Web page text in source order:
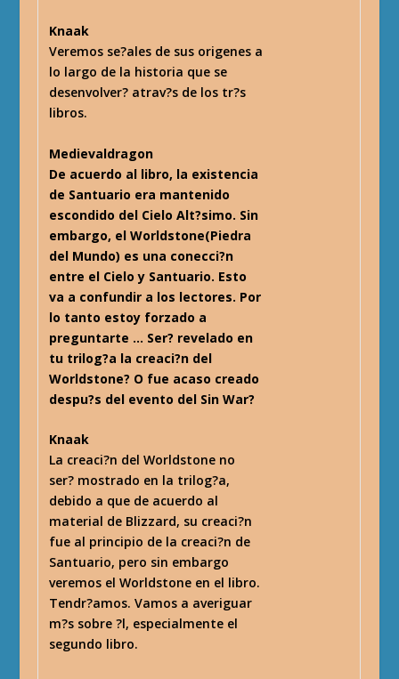
Knaak
Veremos se?ales de sus origenes a
lo largo de la historia que se
desenvolver? atrav?s de los tr?s
libros.
Medievaldragon
De acuerdo al libro, la existencia
de Santuario era mantenido
escondido del Cielo Alt?simo. Sin
embargo, el Worldstone(Piedra
del Mundo) es una conecci?n
entre el Cielo y Santuario. Esto
va a confundir a los lectores. Por
lo tanto estoy forzado a
preguntarte … Ser? revelado en
tu trilog?a la creaci?n del
Worldstone? O fue acaso creado
despu?s del evento del Sin War?
Knaak
La creaci?n del Worldstone no
ser? mostrado en la trilog?a,
debido a que de acuerdo al
material de Blizzard, su creaci?n
fue al principio de la creaci?n de
Santuario, pero sin embargo
veremos el Worldstone en el libro.
Tendr?amos. Vamos a averiguar
m?s sobre ?l, especialmente el
segundo libro.